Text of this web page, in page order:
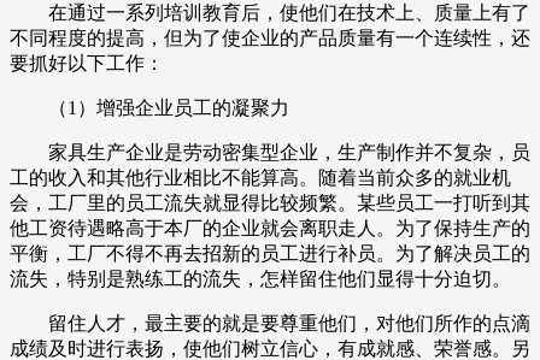
在通过一系列培训教育后，使他们在技术上、质量上有了
不同程度的提高，但为了使企业的产品质量有一个连续性，还
要抓好以下工作：
（1）增强企业员工的凝聚力
家具生产企业是劳动密集型企业，生产制作并不复杂，员
工的收入和其他行业相比不能算高。随着当前众多的就业机
会，工厂里的员工流失就显得比较频繁。某些员工一打听到其
他工资待遇略高于本厂的企业就会离职走人。为了保持生产的
平衡，工厂不得不再去招新的员工进行补员。为了解决员工的
流失，特别是熟练工的流失，怎样留住他们显得十分迫切。
留住人才，最主要的就是要尊重他们，对他们所作的点滴
成绩及时进行表扬，使他们树立信心，有成就感、荣誉感。另